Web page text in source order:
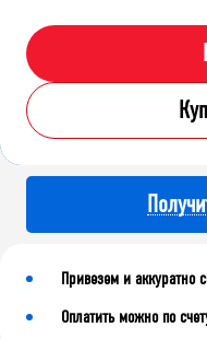
Привезем и аккуратно
Оплатить можно по